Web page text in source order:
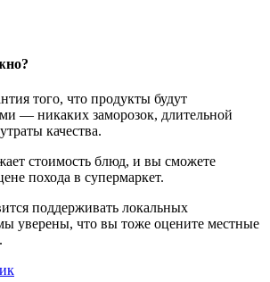
того, что продукты будут
— никаких заморозок, длительной
качества.
стоимость блюд, и вы сможете
похода в супермаркет.
поддерживать локальных
уверены, что вы тоже оцените местные